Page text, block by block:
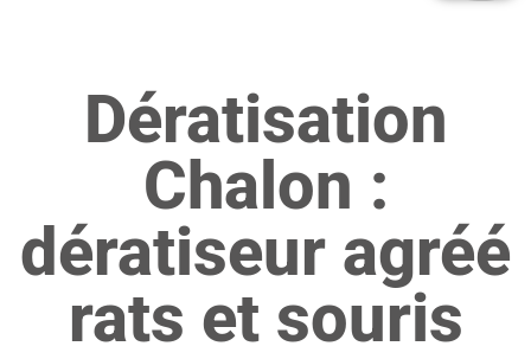
Dératisation
Chalon :
dératiseur agréé
rats et souris